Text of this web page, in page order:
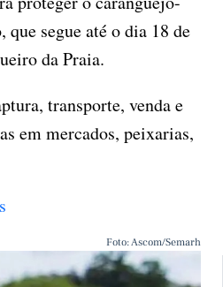
segue até o dia 18 de
da Praia.
transporte, venda e
em mercados, peixarias,
Foto: Ascom/Semarh